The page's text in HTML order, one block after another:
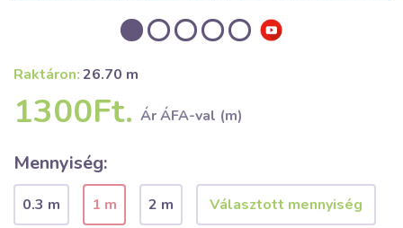
Raktáron:26.70 m
1300Ft. Ár ÁFA-val (m)
Mennyiség:
0.3 m 1 m
2 m